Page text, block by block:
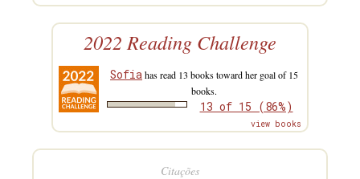
2022 Reading Challenge
Sofiahas read 13 books toward her goal of 15
books.
13 of 15 (86%)
view books
Citações